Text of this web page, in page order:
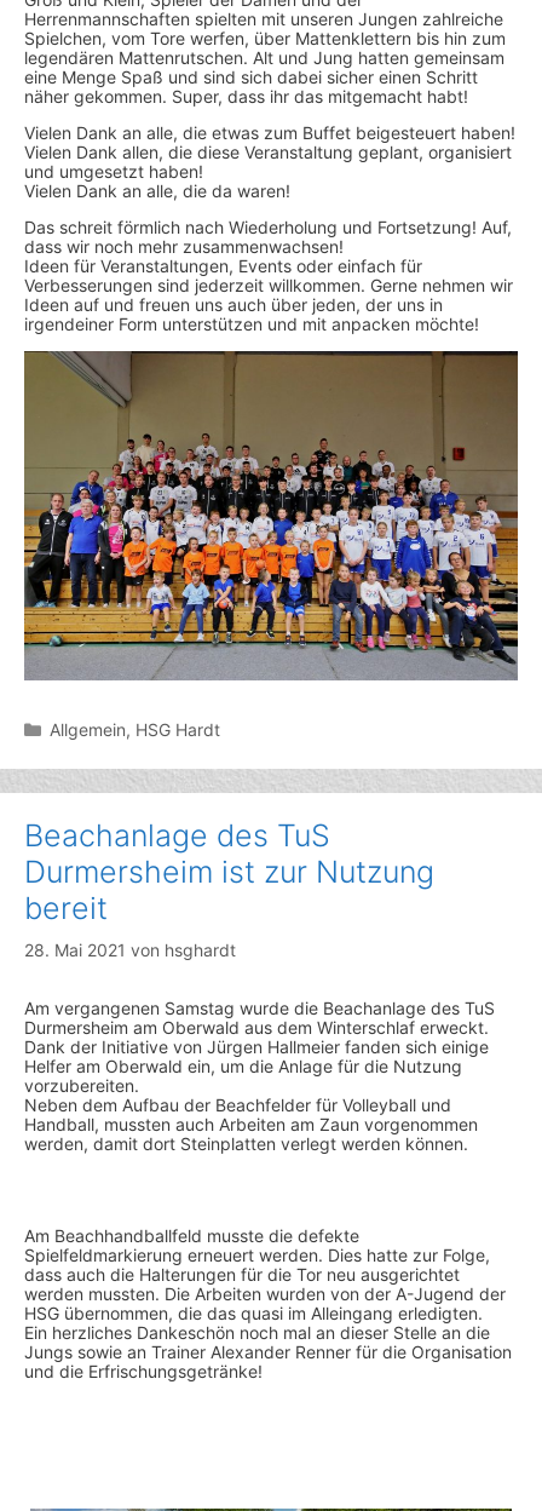
Herrenmannschaften spielten mit unseren Jungen zahlreiche
Spielchen, vom Tore werfen, über Mattenklettern bis hin zum
legendären Mattenrutschen. Alt und Jung hatten gemeinsam
eine Menge Spaß und sind sich dabei sicher einen Schritt
näher gekommen. Super, dass ihr das mitgemacht habt!
Vielen Dank an alle, die etwas zum Buffet beigesteuert haben!
Vielen Dank allen, die diese Veranstaltung geplant, organisiert
und umgesetzt haben!
Vielen Dank an alle, die da waren!
Das schreit förmlich nach Wiederholung und Fortsetzung! Auf,
dass wir noch mehr zusammenwachsen!
Ideen für Veranstaltungen, Events oder einfach für
Verbesserungen sind jederzeit willkommen. Gerne nehmen wir
Ideen auf und freuen uns auch über jeden, der uns in
irgendeiner Form unterstützen und mit anpacken möchte!
Kategorien
Allgemein, HSG Hardt
Beachanlage des TuS
Durmersheim ist zur Nutzung
bereit
28. Mai 2021 von hsghardt
Am vergangenen Samstag wurde die Beachanlage des TuS
Durmersheim am Oberwald aus dem Winterschlaf erweckt.
Dank der Initiative von Jürgen Hallmeier fanden sich einige
Helfer am Oberwald ein, um die Anlage für die Nutzung
vorzubereiten.
Neben dem Aufbau der Beachfelder für Volleyball und
Handball, mussten auch Arbeiten am Zaun vorgenommen
werden, damit dort Steinplatten verlegt werden können.
Am Beachhandballfeld musste die defekte
Spielfeldmarkierung erneuert werden. Dies hatte zur Folge,
dass auch die Halterungen für die Tor neu ausgerichtet
werden mussten. Die Arbeiten wurden von der A-Jugend der
HSG übernommen, die das quasi im Alleingang erledigten.
Ein herzliches Dankeschön noch mal an dieser Stelle an die
Jungs sowie an Trainer Alexander Renner für die Organisation
und die Erfrischungsgetränke!